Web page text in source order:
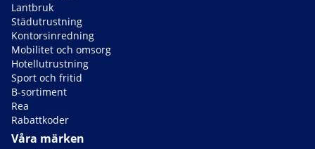
Lantbruk
Städutrustning
Kontorsinredning
Mobilitet och omsorg
Hotellutrustning
Sport och fritid
B-sortiment
Rea
Rabattkoder
Våra märken